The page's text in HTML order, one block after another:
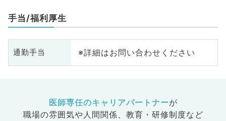
手当/福利厚生
通勤手当 ※詳細はお問い合わせください
医師専任のキャリアパートナーが
職場の雰囲気や人間関係、 教育・研修制度など